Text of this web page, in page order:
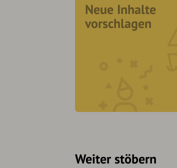
Neue Inhalte
vorschlagen
Weiter stöbern